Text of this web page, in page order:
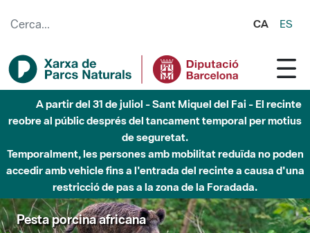
CA ES
A partir del 31 de juliol - Sant Miquel del Fai - El recinte
reobre al públic després del tancament temporal per motius
de seguretat.
Temporalment, les persones amb mobilitat reduïda no poden
accedir amb vehicle fins a l'entrada del recinte a causa d'una
restricció de pas a la zona de la Foradada.
Pesta porcina africana